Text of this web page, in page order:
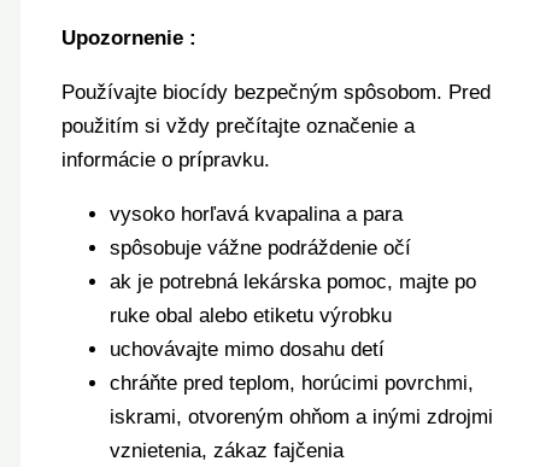
Upozornenie :
Používajte biocídy bezpečným spôsobom. Pred
použitím si vždy prečítajte označenie a
informácie o prípravku.
vysoko horľavá kvapalina a para
spôsobuje vážne podráždenie očí
ak je potrebná lekárska pomoc, majte po
ruke obal alebo etiketu výrobku
uchovávajte mimo dosahu detí
chráňte pred teplom, horúcimi povrchmi,
iskrami, otvoreným ohňom a inými zdrojmi
vznietenia, zákaz fajčenia